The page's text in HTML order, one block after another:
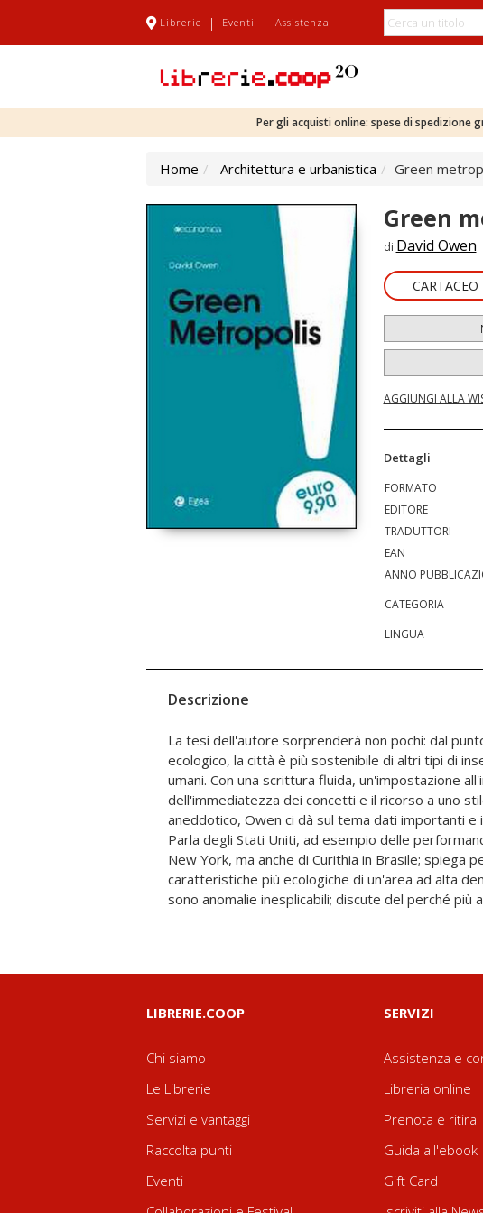
Librerie | Eventi | Assistenza
Per gli acquisti online: spese di spedizione
Home Architettura e urbanistica Green
Green
di David Owen
CARTACEO
AGGIUNGI ALLA
Dettagli
FORMATO
EDITORE
TRADUTTORI
EAN
ANNO
CATEGORIA
LINGUA
Descrizione
La tesi dell'autore sorprenderà non pochi: dal
ecologico, la città è più sostenibile di altri tipi di
umani. Con una scrittura fluida, un'impostazione
dell'immediatezza dei concetti e il ricorso a uno
aneddotico, Owen ci dà sul tema dati importanti e
Parla degli Stati Uniti, ad esempio delle
New York, ma anche di Curithia in Brasile; spiega
caratteristiche più ecologiche di un'area ad alta
sono anomalie inesplicabili; discute del perché più
possono non essere un elemento di efficienza dal
ambientalistico e degli spazi pubblici urbani e
pedonale, confrontati con l'uso delle automobili
minore densità urbana; parla di trasporto pubblico in
sviluppo urbano; esamina le contraddizioni della
dove il liquido è il petrolio. Un percorso di ecologia
contribuire a far riflettere e dibattere in modo non
sull'argomento, anche grazie al contributo
LIBRERIE.COOP
Chi siamo
Le Librerie
Servizi e vantaggi
Raccolta punti
Eventi
SERVIZI
Assistenza e
Libreria online
Prenota e ritira
Guida all'ebook
Gift Card